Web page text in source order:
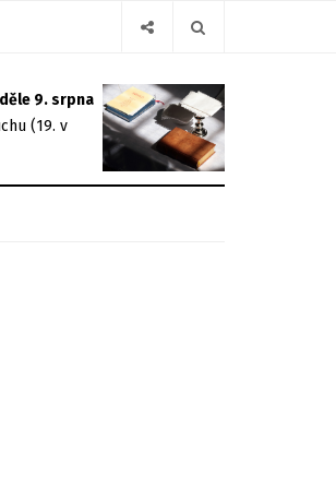
9. srpna
(19. v